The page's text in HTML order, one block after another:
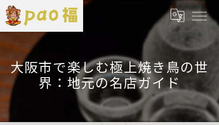
大阪市で楽しむ極上焼き鳥の世
界：地元の名店ガイド